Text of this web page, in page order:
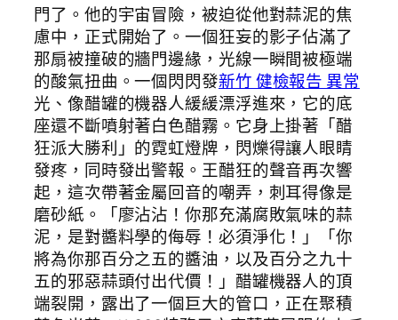
門了。他的宇宙冒險，被迫從他對蒜泥的焦
慮中，正式開始了。一個狂妄的影子佔滿了
那扇被撞破的牆門邊緣，光線一瞬間被極端
的酸氣扭曲。一個閃閃發新竹 健檢報告 異常
光、像醋罐的機器人緩緩漂浮進來，它的底
座還不斷噴射著白色醋霧。它身上掛著「醋
狂派大勝利」的霓虹燈牌，閃爍得讓人眼睛
發疼，同時發出警報。王醋狂的聲音再次響
起，這次帶著金屬回音的嘲弄，刺耳得像是
磨砂紙。「廖沾沾！你那充滿腐敗氣味的蒜
泥，是對醬料學的侮辱！必須淨化！」「你
將為你那百分之五的醬油，以及百分之九十
五的邪惡蒜頭付出代價！」醋罐機器人的頂
端裂開，露出了一個巨大的管口，正在聚積